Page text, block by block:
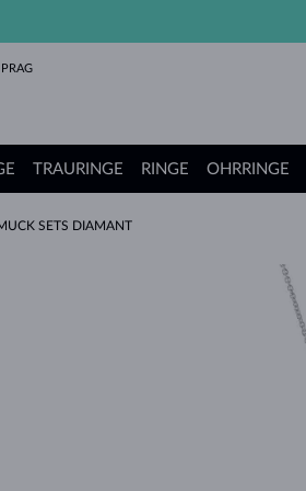
Verlobungsringe
TRAURINGE
Trauringe
RINGE
Ringe
OHRRINGE
Ohrringe
Ketten
Armbänder
Perlen
Schmuck
Geschenke
KLENOTA Kollektionen
SETS DIAMANT